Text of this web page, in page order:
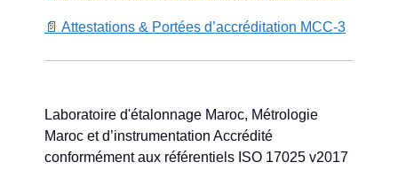
📄 Attestations & Portées d’accréditation MCC-3
Laboratoire d'étalonnage Maroc, Métrologie
Maroc et d’instrumentation Accrédité
conformément aux référentiels ISO 17025 v2017